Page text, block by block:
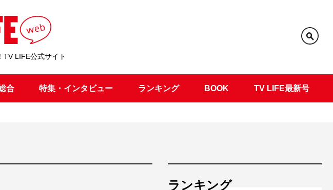
TV LIFE公式サイト
合 特集・インタビュー ランキング BOOK TV LIFE最新号
ランキング